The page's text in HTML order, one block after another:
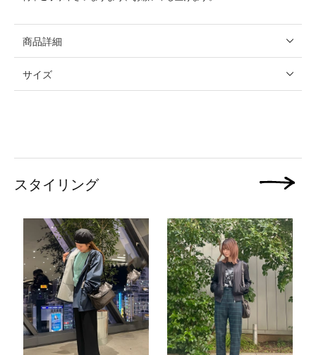
商品詳細
サイズ
スタイリング 次の画像